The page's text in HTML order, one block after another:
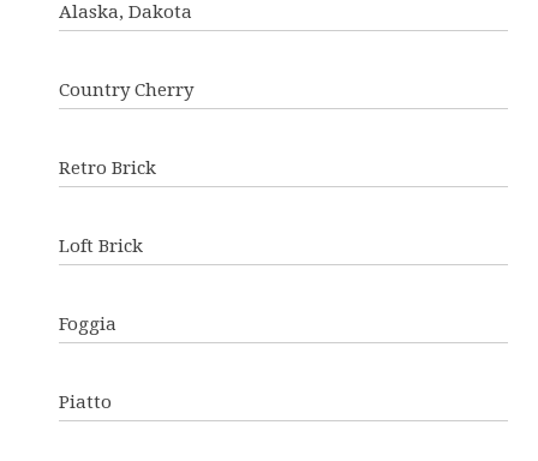
Alaska, Dakota
Country Cherry
Retro Brick
Loft Brick
Foggia
Piatto